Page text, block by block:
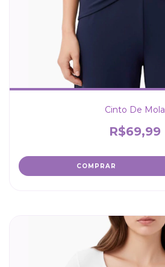
Cinto De Mola
R$69,99
COMPRAR